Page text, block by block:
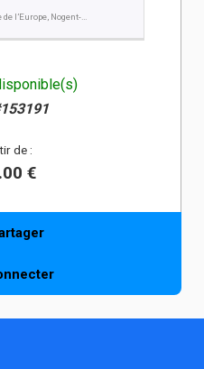
148 avenue de l’Europe, Nogent-sur-Oise
de :
€